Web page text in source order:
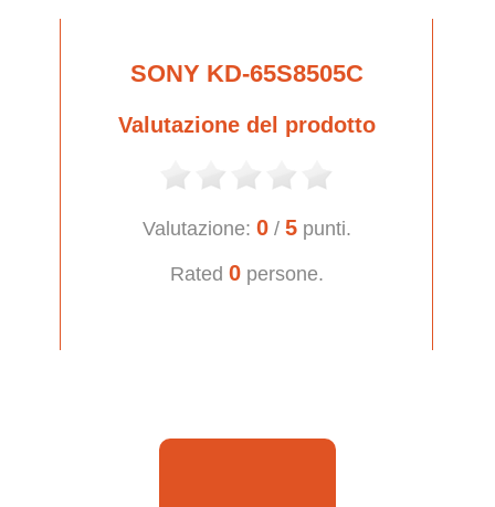
SONY KD-65S8505C
Valutazione del prodotto
Valutazione: 0/ 5punti.
Rated 0persone.